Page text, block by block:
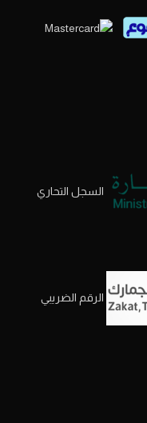
السجل التحاري
الرقم الضريبي